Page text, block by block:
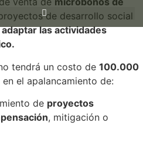
de desarrollo social
las actividades
tendrá un costo de 100.000
el apalancamiento de:
de proyectos
, mitigación o